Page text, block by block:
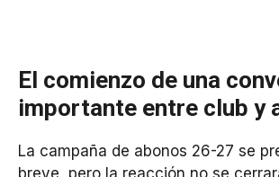
El comienzo de una
importante entre club y
La campaña de abonos 26-27 se